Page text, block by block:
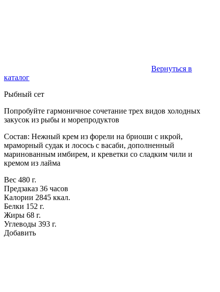
Вернуться в
каталог
Рыбный сет
Попробуйте гармоничное сочетание трех видов холодных
закусок из рыбы и морепродуктов
Состав: Нежный крем из форели на бриоши с икрой,
мраморный судак и лосось с васаби, дополненный
маринованным имбирем, и креветки со сладким чили и
кремом из лайма
Вес 480 г.
Предзаказ 36 часов
Калории 2845 ккал.
Белки 152 г.
Жиры 68 г.
Углеводы 393 г.
Добавить